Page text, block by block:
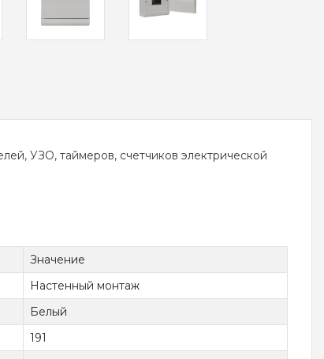
УЗО, таймеров, счетчиков электрической
Значение
Настенный монтаж
Белый
191